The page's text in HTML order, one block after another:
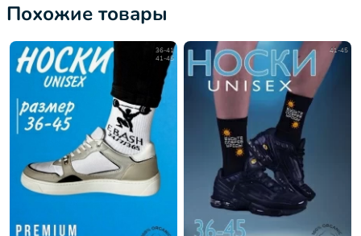
Похожие товары
36-41
41-45
41-45